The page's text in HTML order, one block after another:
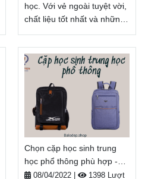
học. Với vẻ ngoài tuyệt vời,
chất liệu tốt nhất và những
bất kỳ học sinh nào. Tất cả
những gì bạn phải làm bây
giờ là tự hỏi bản thân xem
bạn muốn chiếc cặp của
mình tập trung vào điều gì,
và bạn sẽ hoàn toàn tìm
được chiếc lý tưởng cho
mình ở bên dưới.
Balodep.shop|Chuyên Balo-
Túi xách–Vali đẹp.
FreeShip toàn quốc, Miễn
Chọn cặp học sinh trung
học phổ thông phù hợp -
Balodep.shop
08/04/2022 1398 Lượt